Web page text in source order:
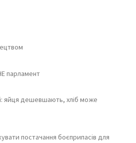
парламент
яйця дешевшають, хліб може
постачання боєприпасів для